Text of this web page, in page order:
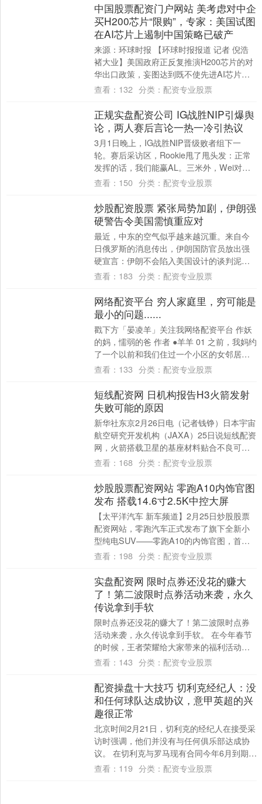
中国股票配资门户网站 美考虑对中企
买H200芯片“限购”，专家：美国试图
在AI芯片上遏制中国策略已破产
来源：环球时报 【环球时报报道 记者 倪浩
褚大业】美国政府正反复推演H200芯片的对
华出口政策，妄图达到既不使先进AI芯片用
于中国军事用途，又能使中国难以摆脱....
查看： 132 分类： 配资专业股票
正规实盘配资公司 IG战胜NIP引爆舆
论，两人赛后言论一热一冷引热议
3月1日晚上，IG战胜NIP晋级败者组下一
轮。赛后采访区，Rookie甩了甩头发：正常
发挥的话，我们能赢AL。三米外，Wei对着
另一个话筒：胜算不高，但会全力打....
查看： 150 分类： 配资专业股票
炒股配资股票 紧张局势加剧，伊朗强
硬警告令美国需慎重应对
最近，中东的空气似乎越来越沉重。来自今
日俄罗斯的消息传出，伊朗国防官员放出强
硬宣言：伊朗不会陷入美国设计的谈判泥
潭，若遭攻击，他们的回应将是广泛且不受
查看： 183 分类： 配资专业股票
网络配资平台 穷人家庭里，穷可能是
最小的问题......
戳下方「晏凌羊」关注我网络配资平台 作妖
的妈，懦弱的爸 作者 ●羊羊 01 之前，我妈约
了一个以前和我们住过一个小区的女邻居过
来玩，结果那位女邻居带着礼物来看她....
查看： 133 分类： 配资专业股票
短线配资网 日机构报告H3火箭发射
失败可能的原因
新华社东京2月26日电（记者钱铮）日本宇宙
航空研究开发机构（JAXA）25日说短线配资
网，火箭搭载卫星的基座材料贴合不良可能
是导致去年12月“H3火箭8号”发射....
查看： 168 分类： 配资专业股票
炒股股票配资网站 零跑A10内饰官图
发布 搭载14.6寸2.5K中控大屏
【太平洋汽车 新车频道】2月25日炒股股票
配资网站，零跑汽车正式发布了旗下全新小
型纯电SUV——零跑A10的内饰官图，首次
展示了新车的座舱设计与智能配置。新车
查看： 198 分类： 配资专业股票
实盘配资网 限时点券还没花的赚大
了！第二波限时点券活动来袭，永久
传说拿到手软
限时点券还没花的赚大了！第二波限时点券
活动来袭，永久传说拿到手软。 在今年春节
的时候，王者荣耀给大家带来的福利活动特
别多，吸引了很多老玩家回归。大家参与活
查看： 143 分类： 配资专业股票
配资操盘十大技巧 切利克经纪人：没
和任何球队达成协议，意甲英超的兴
趣很正常
北京时间2月21日，切利克的经纪人在接受采
访时强调，他们并没有与任何俱乐部达成协
议。 在切利克与罗马现有合同今年6月到期的
情况下，尤文、国米、那不勒斯以及利物
查看： 119 分类： 配资专业股票